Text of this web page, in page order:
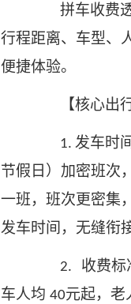
拼车收费
行程距离、车型、
便捷体验。
【核心出
1. 发车时
节假日）加密班次
一班，班次更密集
发车时间，无缝衔
2. 收费标
车人均 40元起，老